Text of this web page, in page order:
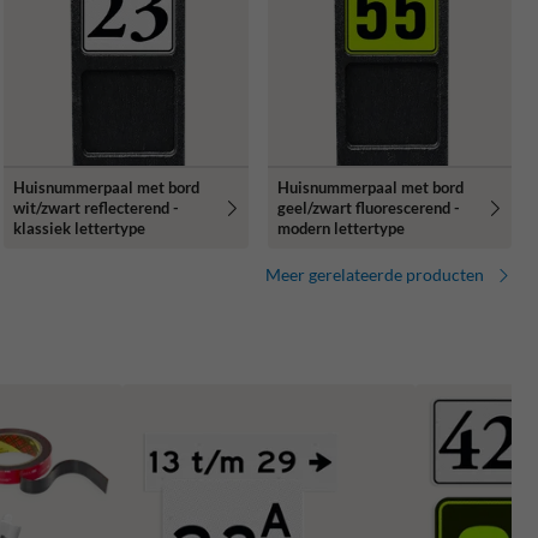
Huisnummerpaal met bord
wit/zwart reflecterend -
klassiek lettertype
Huisnummerpaal met bord
geel/zwart fluorescerend -
modern lettertype
Meer gerelateerde producten